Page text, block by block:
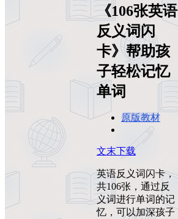
英语反义词闪卡》
帮助孩子轻松记忆
单词
《106张英语
反义词闪
卡》帮助孩
子轻松记忆
单词
原版教材
文末下载
英语反义词闪卡，
共106张，通过反
义词进行单词的记
忆，可以加深孩子